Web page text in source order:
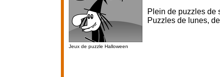
Jeux de puzzle Halloween
Plein de puzzles de
Puzzles de lunes,